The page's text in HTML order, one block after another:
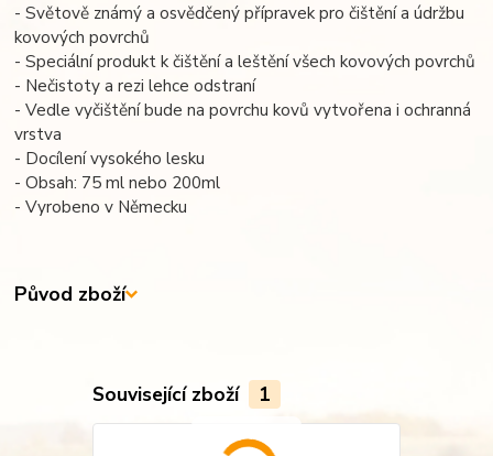
- Světově známý a osvědčený přípravek pro čištění a údržbu
kovových povrchů
- Speciální produkt k čištění a leštění všech kovových povrchů
- Nečistoty a rezi lehce odstraní
- Vedle vyčištění bude na povrchu kovů vytvořena i ochranná
vrstva
- Docílení vysokého lesku
- Obsah: 75 ml nebo 200ml
- Vyrobeno v Německu
Původ zboží
Související zboží 1